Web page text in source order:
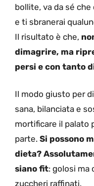
bollite, va da sé che
e ti sbranerai
Il risultato è che,
dimagrire, ma
persi e con tanto
Il modo giusto per
sana, bilanciata e
mortificare il palato
parte. Si possono
dieta?
siano fit: golosi ma
zuccheri raffinati.